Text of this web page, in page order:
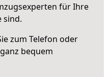
für Ihre
sind.
zum Telefon oder
bequem